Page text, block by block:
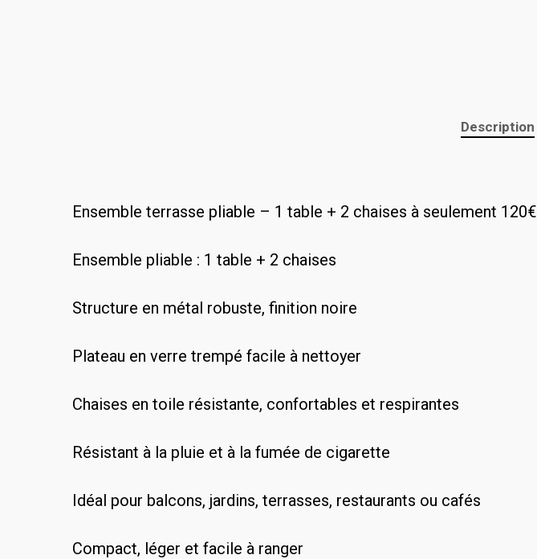
Description
Ensemble terrasse pliable – 1 table + 2 chaises à seulement 120€
Ensemble pliable : 1 table + 2 chaises
Structure en métal robuste, finition noire
Plateau en verre trempé facile à nettoyer
Chaises en toile résistante, confortables et respirantes
Résistant à la pluie et à la fumée de cigarette
Idéal pour balcons, jardins, terrasses, restaurants ou cafés
Compact, léger et facile à ranger